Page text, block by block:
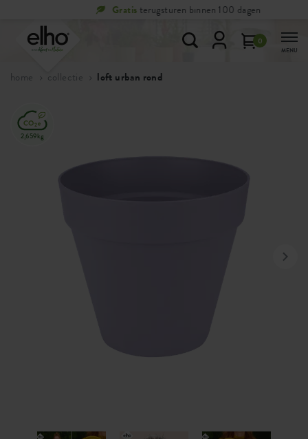
Gratisterugsturen binnen 100 dagen
0
MENU
home collectie loft urban rond
2,659kg